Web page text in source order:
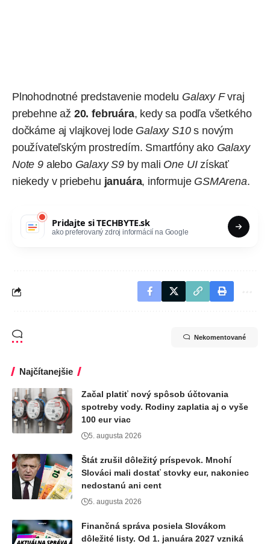
Plnohodnotné predstavenie modelu Galaxy Fvraj
prebehne až 20. februára, kedy sa podľa všetkého
dočkáme aj vlajkovej lode Galaxy S10s novým
používateľským prostredím. Smartfóny ako Galaxy
Note 9aleboGalaxy S9 by mali One UIzískať
niekedy v priebehu januára, informuje GSMArena.
Pridajte siTECHBYTE.sk
ako preferovaný zdroj informácií na Google
Nekomentované
Najčítanejšie
Začal platiť nový spôsob účtovania
spotreby vody. Rodiny zaplatia aj o vyše
100 eur viac
5. augusta 2026
Štát zrušil dôležitý príspevok. Mnohí
Slováci mali dostať stovky eur, nakoniec
nedostanú ani cent
5. augusta 2026
Finančná správa posiela Slovákom
dôležité listy. Od 1. januára 2027 vzniká